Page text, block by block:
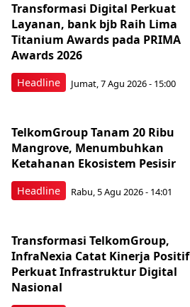
Headline
Transformasi Digital Perkuat
Layanan, bank bjb Raih Lima
Titanium Awards pada PRIMA
Awards 2026
Jumat, 7 Agu 2026 - 15:00
Headline
TelkomGroup Tanam 20 Ribu
Mangrove, Menumbuhkan
Ketahanan Ekosistem Pesisir
Rabu, 5 Agu 2026 - 14:01
Transformasi TelkomGroup,
InfraNexia Catat Kinerja Positif
Perkuat Infrastruktur Digital
Nasional